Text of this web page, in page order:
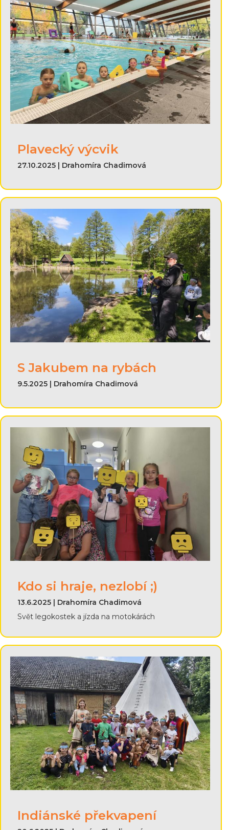
Plavecký výcvik
27.10.2025 | Drahomíra Chadimová
S Jakubem na rybách
9.5.2025 | Drahomíra Chadimová
Kdo si hraje, nezlobí ;)
13.6.2025 | Drahomíra Chadimová
Svět legokostek a jízda na motokárách
Indiánské překvapení